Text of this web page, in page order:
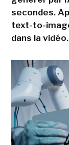
secondes.
text-to-
dans la vidéo.